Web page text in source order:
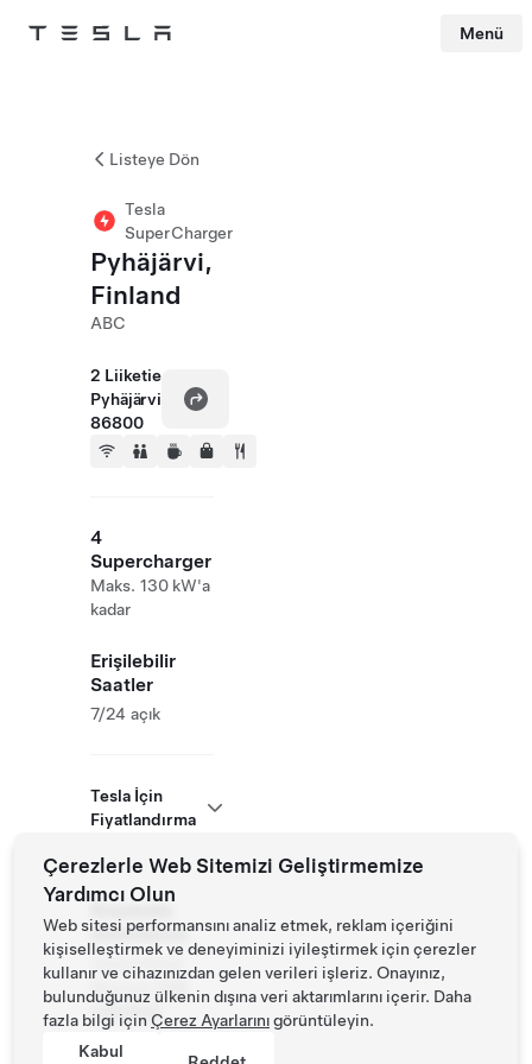
Tesla Menü
Listeye Dön
Tesla
SuperCharger
Pyhäjärvi,
Finland
ABC
2 Liiketie
Pyhäjärvi
86800
4
Supercharger
Maks. 130 kW'a
kadar
Erişilebilir
Saatler
7/24 açık
Tesla İçin
Fiyatlandırma
Assistance
Tesla Owner
Service:
075
3263818
Çerezlerle Web Sitemizi Geliştirmemize
Yardımcı Olun
Web sitesi performansını analiz etmek, reklam içeriğini
kişiselleştirmek ve deneyiminizi iyileştirmek için çerezler
kullanır ve cihazınızdan gelen verileri işleriz. Onayınız,
bulunduğunuz ülkenin dışına veri aktarımlarını içerir. Daha
fazla bilgi için Çerez Ayarlarınıgörüntüleyin.
Kabul